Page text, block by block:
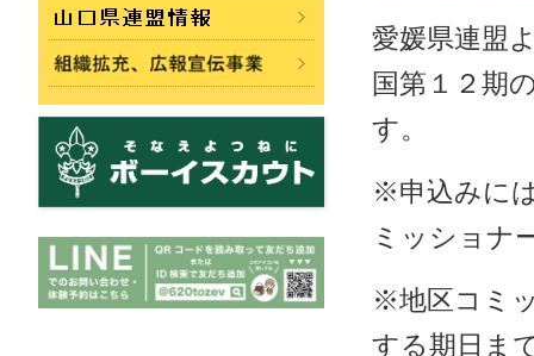
愛媛県連盟
国第１２期
す。
※申込みに
ミッショナ
※地区コミ
する期日ま